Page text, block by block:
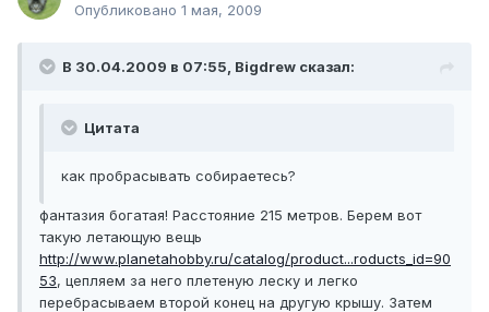
Опубликовано 1 мая, 2009
В 30.04.2009 в 07:55, Bigdrew сказал:
Цитата
как пробрасывать собираетесь?
фантазия богатая! Расстояние 215 метров. Берем вот
такую летающую вещь
http://www.planetahobby.ru/catalog/product...roducts_id=90
53, цепляем за него плетеную леску и легко
перебрасываем второй конец на другую крышу. Затем